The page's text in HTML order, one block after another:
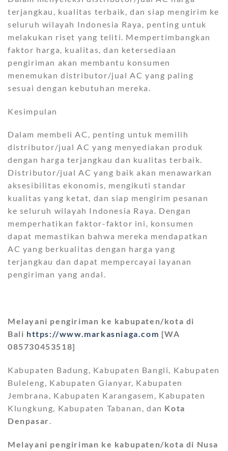
terjangkau, kualitas terbaik, dan siap mengirim ke
seluruh wilayah Indonesia Raya, penting untuk
melakukan riset yang teliti. Mempertimbangkan
faktor harga, kualitas, dan ketersediaan
pengiriman akan membantu konsumen
menemukan distributor/jual AC yang paling
sesuai dengan kebutuhan mereka.
Kesimpulan
Dalam membeli AC, penting untuk memilih
distributor/jual AC yang menyediakan produk
dengan harga terjangkau dan kualitas terbaik.
Distributor/jual AC yang baik akan menawarkan
aksesibilitas ekonomis, mengikuti standar
kualitas yang ketat, dan siap mengirim pesanan
ke seluruh wilayah Indonesia Raya. Dengan
memperhatikan faktor-faktor ini, konsumen
dapat memastikan bahwa mereka mendapatkan
AC yang berkualitas dengan harga yang
terjangkau dan dapat mempercayai layanan
pengiriman yang andal.
Melayani pengiriman ke kabupaten/kota di
Bali https://www.markasniaga.com [WA
085730453518]
Kabupaten Badung, Kabupaten Bangli, Kabupaten
Buleleng, Kabupaten Gianyar, Kabupaten
Jembrana, Kabupaten Karangasem, Kabupaten
Klungkung, Kabupaten Tabanan, dan Kota
Denpasar .
Melayani pengiriman ke kabupaten/kota di Nusa